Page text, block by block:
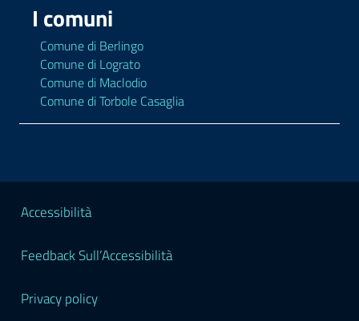
I comuni
Comune di Berlingo
Comune di Lograto
Comune di Maclodio
Comune di Torbole Casaglia
Sezione Legale
Accessibilità
Feedback Sull’Accessibilità
Privacy policy